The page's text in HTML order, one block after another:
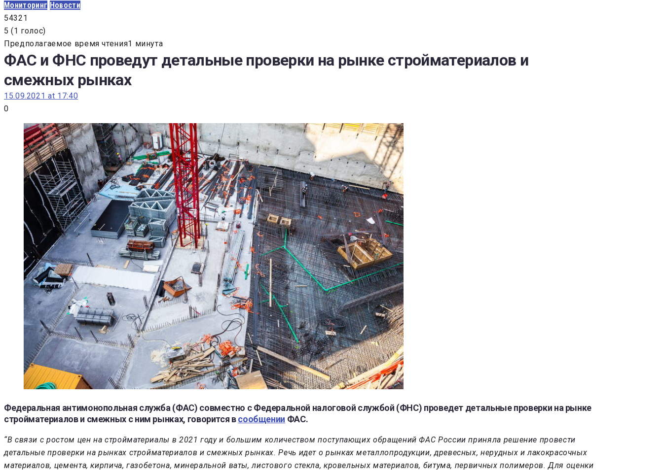
Мониторинг Новости
54321
5 (1 голос)
Предполагаемое время чтения1 минута
ФАС и ФНС проведут детальные проверки на рынке стройматериалов и
смежных рынках
15.09.2021 at 17:40
0
Федеральная антимонопольная служба (ФАС) совместно с Федеральной налоговой службой (ФНС) проведет детальные проверки на рынке
стройматериалов и смежных с ним рынках, говорится всообщении ФАС.
“В связи с ростом цен на стройматериалы в 2021 году и большим количеством поступающих обращений ФАС России приняла решение провести
детальные проверки на рынках стройматериалов и смежных рынках. Речь идет о рынках металлопродукции, древесных, нерудных и лакокрасочных
материалов, цемента, кирпича, газобетона, минеральной ваты, листового стекла, кровельных материалов, битума, первичных полимеров. Для оценки